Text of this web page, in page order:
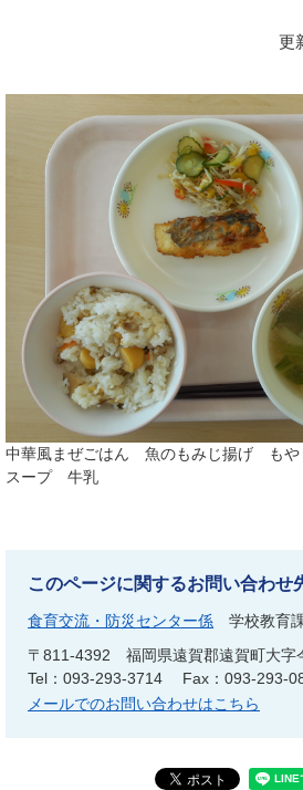
更
中華風まぜごはん 魚のもみじ揚げ も
スープ 牛乳
このページに関するお問い合わせ
食育交流・防災センター係
学校教育
〒811-4392
福岡県遠賀郡遠賀町大字
Tel：093-293-3714
Fax：093-293-
メールでのお問い合わせはこちら